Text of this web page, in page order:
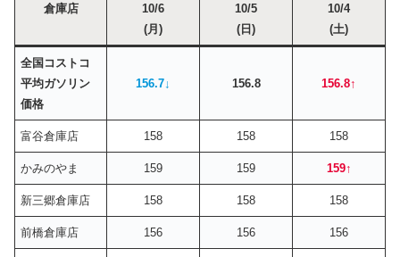
倉庫店
10/6
(月)
10/5
(日)
10/4
(土)
全国コストコ
平均ガソリン
価格
156.7↓ 156.8 156.8↑
富谷倉庫店 158 158 158
かみのやま 159 159 159↑
新三郷倉庫店 158 158 158
前橋倉庫店 156 156 156